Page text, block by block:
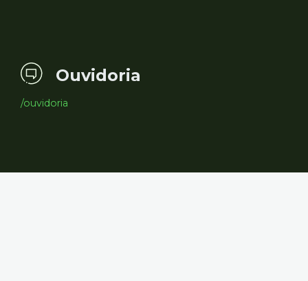
Ouvidoria
/ouvidoria